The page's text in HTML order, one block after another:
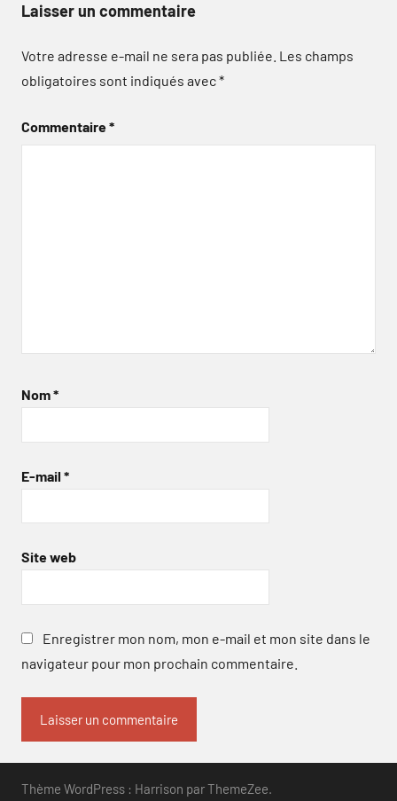
Laisser un commentaire
Votre adresse e-mail ne sera pas publiée. Les champs
obligatoires sont indiqués avec*
Commentaire*
Nom*
E-mail *
Site web
Enregistrer mon nom, mon e-mail et mon site dans le
navigateur pour mon prochain commentaire.
Thème WordPress : Harrison par ThemeZee.